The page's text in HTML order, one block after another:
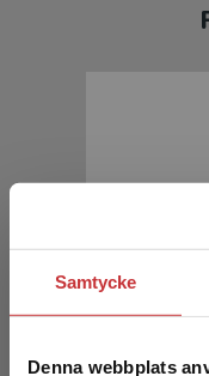
Samtycke
Denna webbplats
Lek på
Hangaard